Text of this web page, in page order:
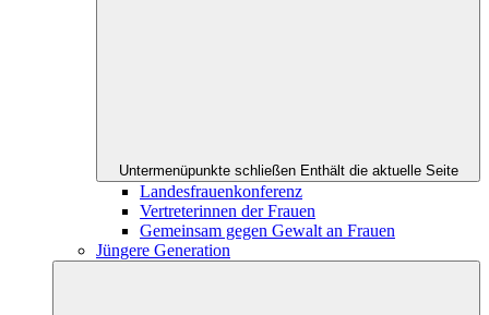
Untermenüpunkte schließen Enthält die aktuelle Seite
Landesfrauenkonferenz
Vertreterinnen der Frauen
Gemeinsam gegen Gewalt an Frauen
Jüngere Generation